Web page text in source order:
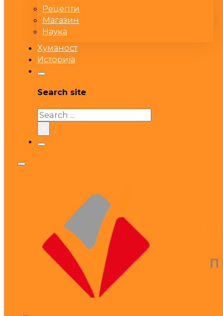
Рецепти
Магазин
Наука
Хуманост
Историја
Search site
Search